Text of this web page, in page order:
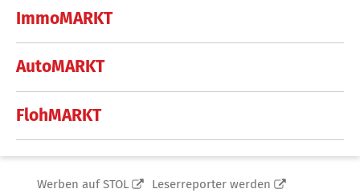
ImmoMARKT
AutoMARKT
FlohMARKT
Werben auf STOL
Leserreporter werden